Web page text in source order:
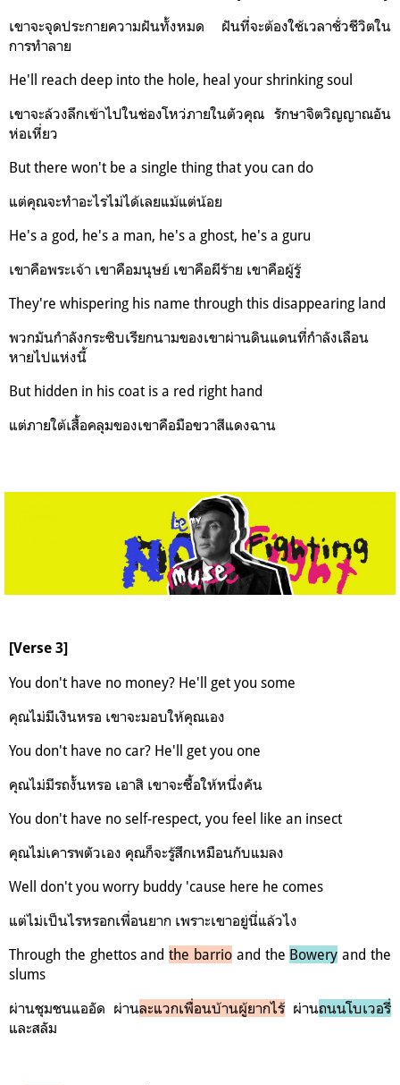
เขาจะจุดประกายความฝันทั้งหมด ฝันที่จะต้องใช้เวลาชั่วชีวิตใน
การทำลาย
He'll reach deep into the hole, heal your shrinking soul
เขาจะล้วงลึกเข้าไปในช่องโหว่ภายในตัวคุณ รักษาจิตวิญญาณอัน
ห่อเหี่ยว
But there won't be a single thing that you can do
แต่คุณจะทำอะไรไม่ได้เลยแม้แต่น้อย
He's a god, he's a man, he's a ghost, he's a guru
เขาคือพระเจ้า เขาคือมนุษย์ เขาคือผีร้าย เขาคือผู้รู้
They're whispering his name through this disappearing land
พวกมันกำลังกระซิบเรียกนามของเขาผ่านดินแดนที่กำลังเลือน
หายไปแห่งนี้
But hidden in his coat is a red right hand
แต่ภายใต้เสื้อคลุมของเขาคือมือขวาสีแดงฉาน
[Verse 3]
You don't have no money? He'll get you some
คุณไม่มีเงินหรอ เขาจะมอบให้คุณเอง
You don't have no car? He'll get you one
คุณไม่มีรถงั้นหรอ เอาสิ เขาจะซื้อให้หนึ่งคัน
You don't have no self-respect, you feel like an insect
คุณไม่เคารพตัวเอง คุณก็จะรู้สึกเหมือนกับแมลง
Well don't you worry buddy 'cause here he comes
แต่ไม่เป็นไรหรอกเพื่อนยาก เพราะเขาอยู่นี่แล้วไง
Through the ghettos andthe barrio and the Bowery and the
slums
ผ่านชุมชนแออัด ผ่านละแวกเพื่อนบ้านผู้ยากไร้ ผ่านถนนโบเวอรี่
และสลัม